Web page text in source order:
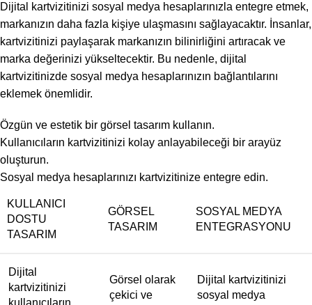
Dijital kartvizitinizi sosyal medya hesaplarınızla entegre etmek,
markanızın daha fazla kişiye ulaşmasını sağlayacaktır. İnsanlar,
kartvizitinizi paylaşarak markanızın bilinirliğini artıracak ve
marka değerinizi yükseltecektir. Bu nedenle, dijital
kartvizitinizde sosyal medya hesaplarınızın bağlantılarını
eklemek önemlidir.
Özgün ve estetik bir görsel tasarım kullanın.
Kullanıcıların kartvizitinizi kolay anlayabileceği bir arayüz
oluşturun.
Sosyal medya hesaplarınızı kartvizitinize entegre edin.
KULLANICI
DOSTU
TASARIM
GÖRSEL
TASARIM
SOSYAL MEDYA
ENTEGRASYONU
Dijital
kartvizitinizi
kullanıcıların
Görsel olarak
çekici ve
Dijital kartvizitinizi
sosyal medya